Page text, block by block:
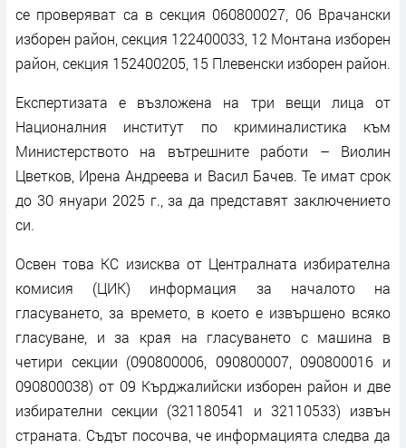
се проверяват са в секция 060800027, 06 Врачански
изборен район, секция 122400033, 12 Монтана изборен
район, секция 152400205, 15 Плевенски изборен район.
Експертизата е възложена на три вещи лица от
Националния институт по криминалистика към
Министерството на вътрешните работи – Виолин
Цветков, Ирена Андреева и Васил Бачев. Те имат срок
до 30 януари 2025 г., за да представят заключението
си.
Освен това КС изисква от Централната избирателна
комисия (ЦИК) информация за началото на
гласуването, за времето, в което е извършено всяко
гласуване, и за края на гласуването с машина в
четири секции (090800006, 090800007, 090800016 и
090800038) от 09 Кърджалийски изборен район и две
избирателни секции (321180541 и 32110533) извън
страната. Съдът посочва, че информацията следва да